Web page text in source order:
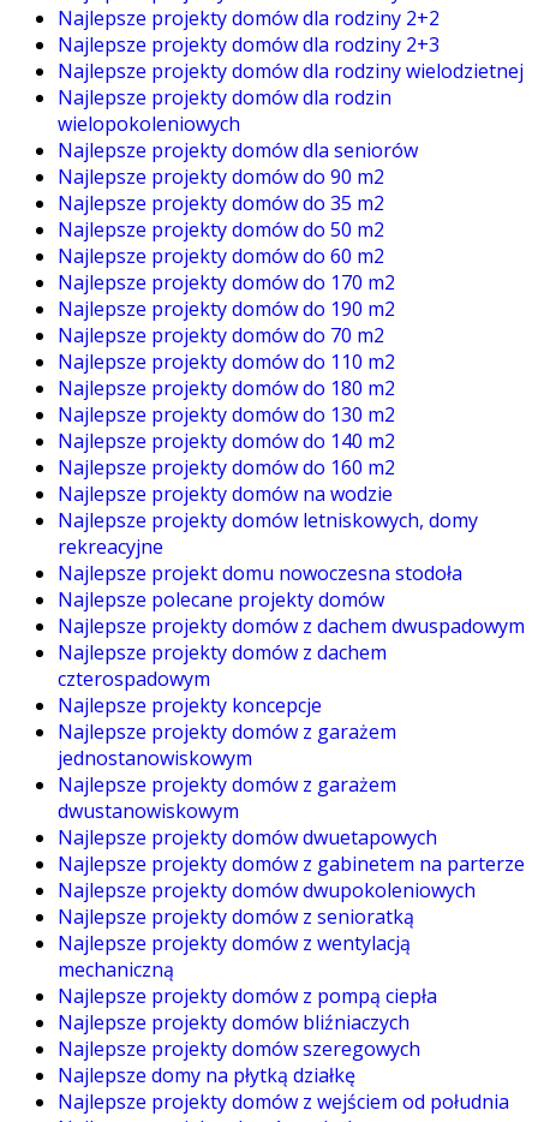
Najlepsze projekty domów dla rodziny 2+2
Najlepsze projekty domów dla rodziny 2+3
Najlepsze projekty domów dla rodziny wielodzietnej
Najlepsze projekty domów dla rodzin
wielopokoleniowych
Najlepsze projekty domów dla seniorów
Najlepsze projekty domów do 90 m2
Najlepsze projekty domów do 35 m2
Najlepsze projekty domów do 50 m2
Najlepsze projekty domów do 60 m2
Najlepsze projekty domów do 170 m2
Najlepsze projekty domów do 190 m2
Najlepsze projekty domów do 70 m2
Najlepsze projekty domów do 110 m2
Najlepsze projekty domów do 180 m2
Najlepsze projekty domów do 130 m2
Najlepsze projekty domów do 140 m2
Najlepsze projekty domów do 160 m2
Najlepsze projekty domów na wodzie
Najlepsze projekty domów letniskowych, domy
rekreacyjne
Najlepsze projekt domu nowoczesna stodoła
Najlepsze polecane projekty domów
Najlepsze projekty domów z dachem dwuspadowym
Najlepsze projekty domów z dachem
czterospadowym
Najlepsze projekty koncepcje
Najlepsze projekty domów z garażem
jednostanowiskowym
Najlepsze projekty domów z garażem
dwustanowiskowym
Najlepsze projekty domów dwuetapowych
Najlepsze projekty domów z gabinetem na parterze
Najlepsze projekty domów dwupokoleniowych
Najlepsze projekty domów z senioratką
Najlepsze projekty domów z wentylacją
mechaniczną
Najlepsze projekty domów z pompą ciepła
Najlepsze projekty domów bliźniaczych
Najlepsze projekty domów szeregowych
Najlepsze domy na płytką działkę
Najlepsze projekty domów z wejściem od południa